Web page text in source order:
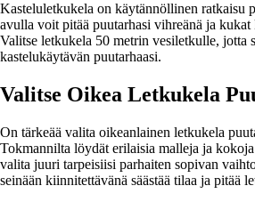
Kasteluletkukela on käytännöllinen ratkaisu
avulla voit pitää puutarhasi vihreänä ja
Valitse letkukela 50 metrin vesiletkulle, jotta
kastelukäytävän puutarhaasi.
Valitse Oikea Letkukela
On tärkeää valita oikeanlainen letkukela
Tokmannilta löydät erilaisia malleja ja
valita juuri tarpeisiisi parhaiten sopivan
seinään kiinnitettävänä säästää tilaa ja pitää